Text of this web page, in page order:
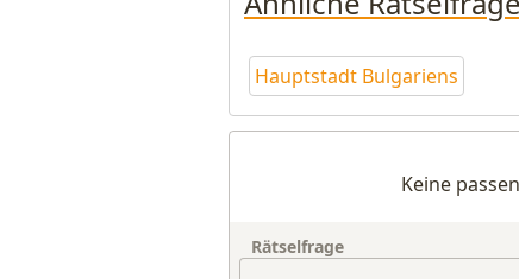
Hauptstadt Bulgariens
Keine
Rätselfrage